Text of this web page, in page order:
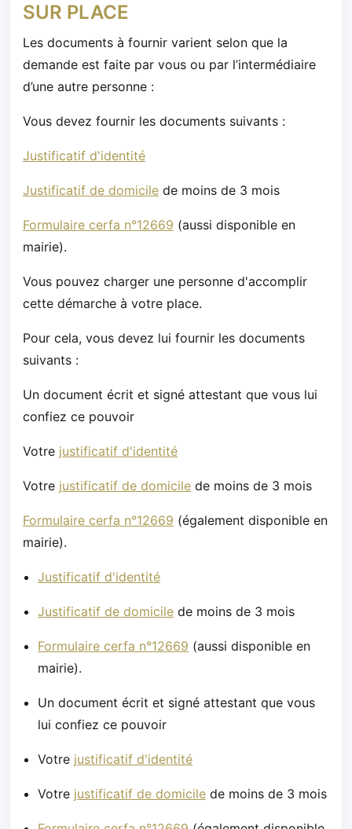
SUR PLACE
Les documents à fournir varient selon que la
demande est faite par vous ou par l’intermédiaire
d’une autre personne :
Vous devez fournir les documents suivants :
Justificatif d'identité
Justificatif de domicile de moins de 3 mois
Formulaire cerfa n°12669 (aussi disponible en
mairie).
Vous pouvez charger une personne d'accomplir
cette démarche à votre place.
Pour cela, vous devez lui fournir les documents
suivants :
Un document écrit et signé attestant que vous lui
confiez ce pouvoir
Votre justificatif d'identité
Votre justificatif de domicile de moins de 3 mois
Formulaire cerfa n°12669 (également disponible en
mairie).
Justificatif d'identité
Justificatif de domicile de moins de 3 mois
Formulaire cerfa n°12669 (aussi disponible en
mairie).
Un document écrit et signé attestant que vous
lui confiez ce pouvoir
Votre justificatif d'identité
Votre justificatif de domicile de moins de 3 mois